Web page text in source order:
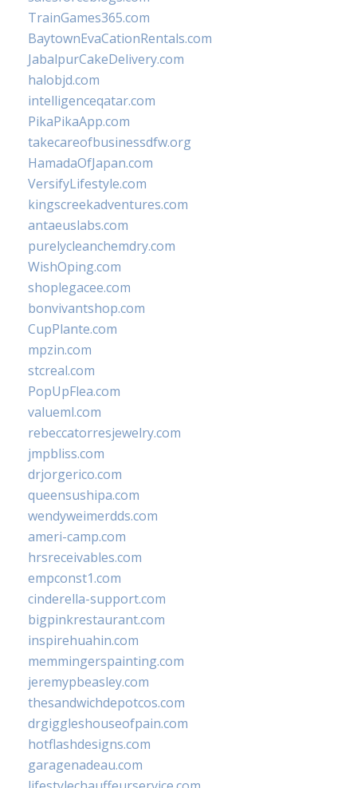
TrainGames365.com
BaytownEvaCationRentals.com
JabalpurCakeDelivery.com
halobjd.com
intelligenceqatar.com
PikaPikaApp.com
takecareofbusinessdfw.org
HamadaOfJapan.com
VersifyLifestyle.com
kingscreekadventures.com
antaeuslabs.com
purelycleanchemdry.com
WishOping.com
shoplegacee.com
bonvivantshop.com
CupPlante.com
mpzin.com
stcreal.com
PopUpFlea.com
valueml.com
rebeccatorresjewelry.com
jmpbliss.com
drjorgerico.com
queensushipa.com
wendyweimerdds.com
ameri-camp.com
hrsreceivables.com
empconst1.com
cinderella-support.com
bigpinkrestaurant.com
inspirehuahin.com
memmingerspainting.com
jeremypbeasley.com
thesandwichdepotcos.com
drgiggleshouseofpain.com
hotflashdesigns.com
garagenadeau.com